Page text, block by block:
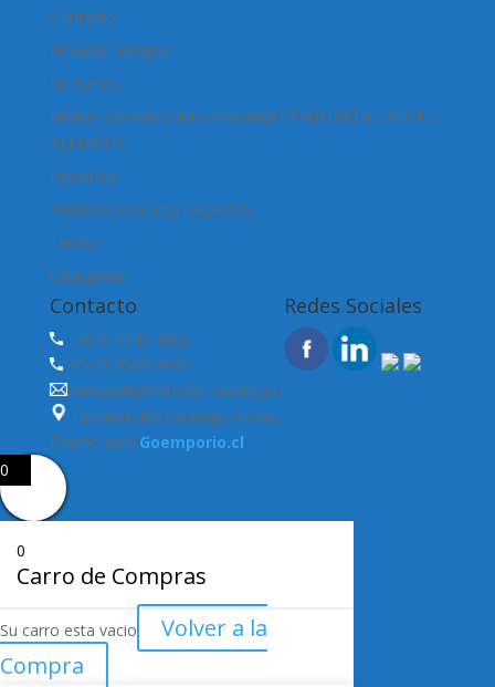
Contacto
Finalizar compra
Mi cuenta
Motor Corredera Alta Velocidad CENTURIÓN – NICE –
ALLMATIC
Nosotros
PRODUCTOS DESTACADOS
Tienda
Categorías
Contacto
+56 9 7745 4962
+56 9 3665 0539
ventas@servitcom-robotica.cl
Libertad 450 Santiago centro.
Redes Sociales
Diseño web Goemporio.cl
0
0
Carro de Compras
Su carro esta vacio
Volver a la
Compra